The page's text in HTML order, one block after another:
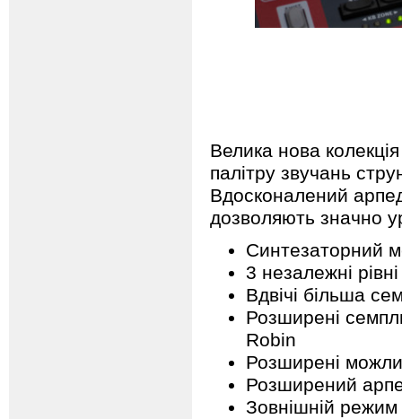
Велика нова
палітру звучань
Вдосконалений
дозволяють значно
Синтезаторний
3 незалежні
Вдвічі більша
Розширені
Robin
Розширені
Розширений
Зовнішній